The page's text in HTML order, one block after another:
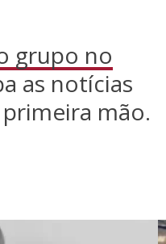
grupo no
as notícias
mão.